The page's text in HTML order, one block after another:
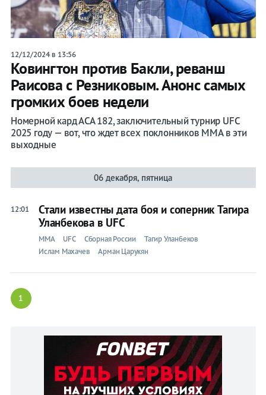
12/12/2024 в 13:56
Ковингтон против Бакли, реванш
Раисова с Резниковым. Анонс самых
громких боев недели
Номерной кард АСА 182, заключительный турнир UFC
2025 году — вот, что ждет всех поклонников ММА в эти
выходные
06 декабря, пятница
12:01
Стали известны дата боя и соперник Тагира
Уланбекова в UFC
ММА UFC Сборная России
Тагир Уланбеков
Ислам Махачев
Арман Царукян
1